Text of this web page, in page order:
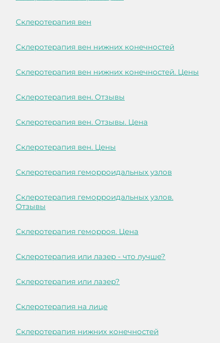
Склеротерапия вен
Склеротерапия вен нижних конечностей
Склеротерапия вен нижних конечностей. Цены
Склеротерапия вен. Отзывы
Склеротерапия вен. Отзывы. Цена
Склеротерапия вен. Цены
Склеротерапия геморроидальных узлов
Склеротерапия геморроидальных узлов.
Отзывы
Склеротерапия геморроя. Цена
Склеротерапия или лазер - что лучше?
Склеротерапия или лазер?
Склеротерапия на лице
Склеротерапия нижних конечностей